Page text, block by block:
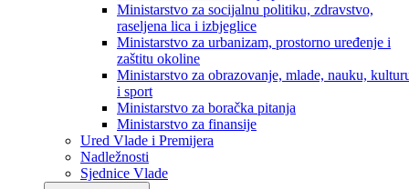
Ministarstvo za privredu
Ministarstvo za pravosuđe, upravu i radne odnose
Ministarstvo za unutrašnje poslove
Ministarstvo za socijalnu politiku, zdravstvo,
raseljena lica i izbjeglice
Ministarstvo za urbanizam, prostorno uređenje i
zaštitu okoline
Ministarstvo za obrazovanje, mlade, nauku,
i sport
Ministarstvo za boračka pitanja
Ministarstvo za finansije